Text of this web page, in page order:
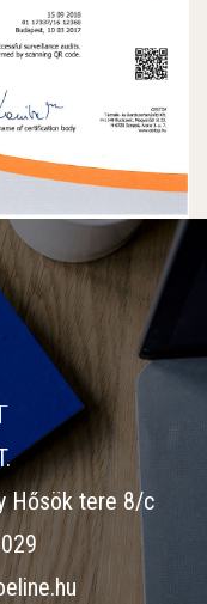
Hősök tere 8/c